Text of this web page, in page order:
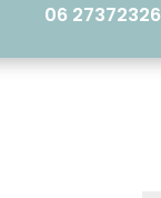
06 27372326